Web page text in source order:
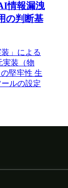
情報漏洩
の判断基
」による
実装（物
堅牢性 生
ルの設定